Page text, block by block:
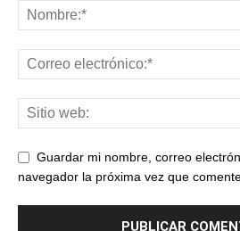
Guardar mi nombre, correo
navegador la próxima vez que